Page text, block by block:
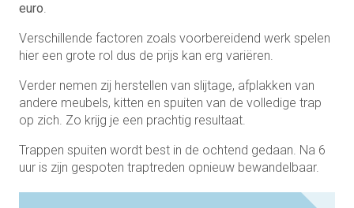
euro.
Verschillende factoren zoals voorbereidend werk spelen
hier een grote rol dus de prijs kan erg variëren.
Verder nemen zij herstellen van slijtage, afplakken van
andere meubels, kitten en spuiten van de volledige trap
op zich. Zo krijg je een prachtig resultaat.
Trappen spuiten wordt best in de ochtend gedaan. Na 6
uur is zijn gespoten traptreden opnieuw bewandelbaar.